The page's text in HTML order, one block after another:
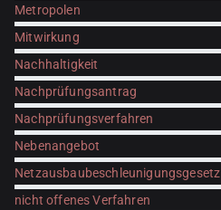
Metropolen
Mitwirkung
Nachhaltigkeit
Nachprüfungsantrag
Nachprüfungsverfahren
Nebenangebot
Netzausbaubeschleunigungsgesetz
nicht offenes Verfahren